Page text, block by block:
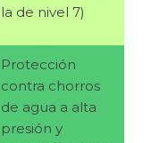
la de nivel 7)
Protección
contra chorros
de agua a alta
presión y